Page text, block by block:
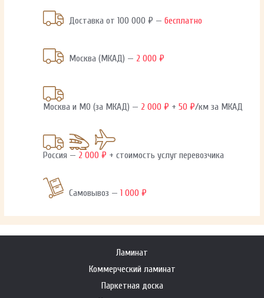
Доставка от 100 000 ₽ —бесплатно
Москва (МКАД) — 2 000 ₽
Москва и МО (за МКАД) — 2 000 ₽ +50 ₽/км за МКАД
Россия — 2 000 ₽ + стоимость услуг перевозчика
Самовывоз —1 000 ₽
Ламинат
Коммерческий ламинат
Паркетная доска